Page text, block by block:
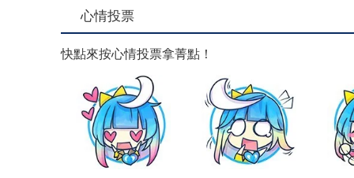
心情投票
快點來按心情投票拿菁點！